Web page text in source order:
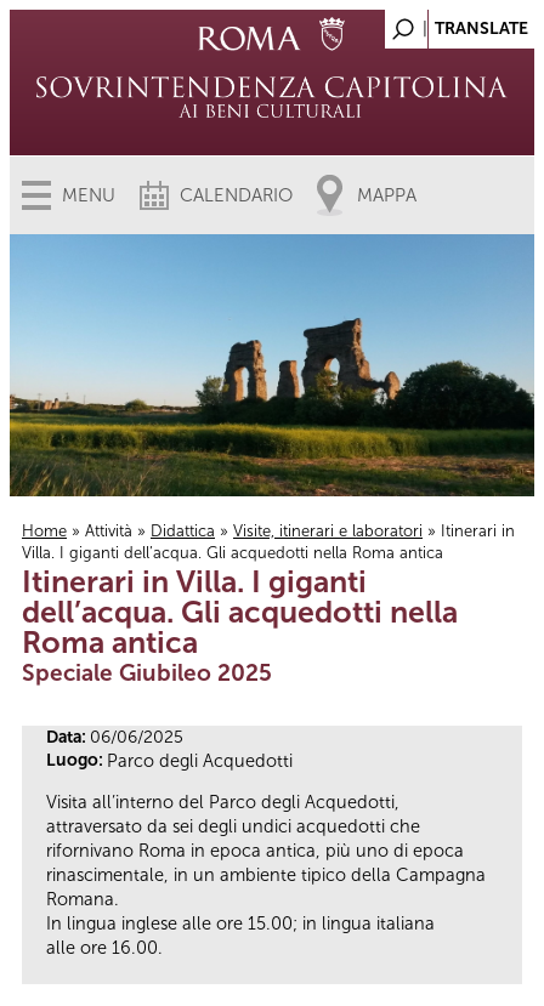
MENU CALENDARIO MAPPA
Tu sei qui
Home » Attività » Didattica » Visite, itinerari e laboratori » Itinerari in
Villa. I giganti dell’acqua. Gli acquedotti nella Roma antica
Itinerari in Villa. I giganti
dell’acqua. Gli acquedotti nella
Roma antica
Speciale Giubileo 2025
Data: 06/06/2025
Luogo: Parco degli Acquedotti
Visita all’interno del Parco degli Acquedotti,
attraversato da sei degli undici acquedotti che
rifornivano Roma in epoca antica, più uno di epoca
rinascimentale, in un ambiente tipico della Campagna
Romana.
In lingua inglese alle ore 15.00; in lingua italiana
alle ore 16.00.